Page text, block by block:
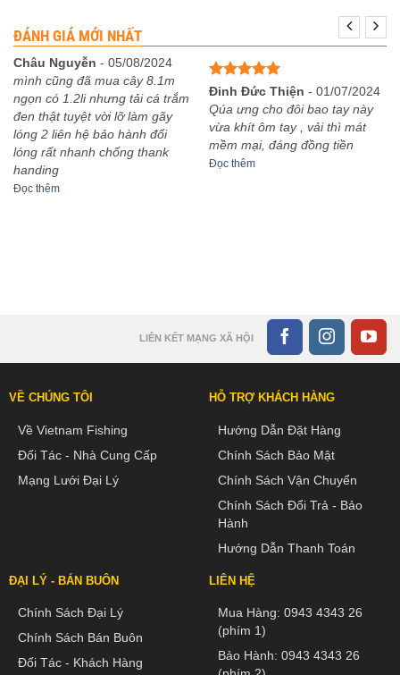
160,000₫
ĐÁNH GIÁ MỚI NHẤT
Châu Nguyễn - 05/08/2024
mình cũng đã mua cây 8.1m
ngọn có 1.2li nhưng tải cá trắm
đen thật tuyệt vời lỡ làm gãy
lóng 2 liên hệ bảo hành đổi
lóng rất nhanh chống thank
handing
Đọc thêm
Được xếp
hạng
sao
Đinh Đức Thiện - 01/07/2024
Qúa ưng cho đôi bao tay này
vừa khít ôm tay , vải thì mát
mềm mại, đáng đồng tiền
Đọc thêm
LIÊN KẾT MẠNG XÃ HỘI
VỀ CHÚNG TÔI
Về Vietnam Fishing
Đối Tác - Nhà Cung Cấp
Mạng Lưới Đại Lý
HỖ TRỢ KHÁCH HÀNG
Hướng Dẫn Đặt Hàng
Chính Sách Bảo Mật
Chính Sách Vận Chuyển
Chính Sách Đổi Trả - Bảo
Hành
Hướng Dẫn Thanh Toán
ĐẠI LÝ - BÁN BUÔN
Chính Sách Đại Lý
Chính Sách Bán Buôn
Đối Tác - Khách Hàng
LIÊN HỆ
Mua Hàng: 0943 4343 26
(phím 1)
Bảo Hành: 0943 4343 26